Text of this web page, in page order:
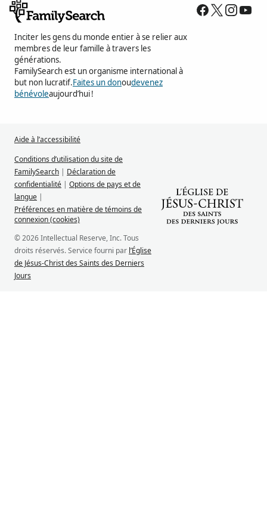
Inciter les gens du monde entier à se relier aux
membres de leur famille à travers les
générations.
FamilySearch est un organisme international à
but non lucratif.Faites un donoudevenez
bénévoleaujourd’hui !
Aide à l’accessibilité
Conditions d’utilisation du site de
FamilySearch | Déclaration de
confidentialité | Options de pays et de
langue |
Préférences en matière de témoins de
connexion (cookies)
© 2026 Intellectual Reserve, Inc. Tous
droits réservés. Service fourni par l’Église
de Jésus-Christ des Saints des Derniers
Jours